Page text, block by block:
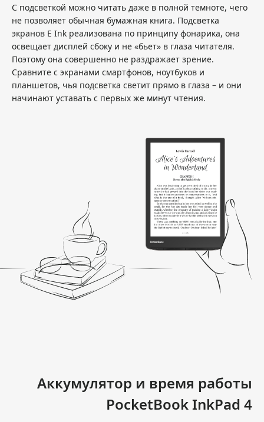
С подсветкой можно читать даже в полной темноте, чего
не позволяет обычная бумажная книга. Подсветка
экранов E Ink реализована по принципу фонарика, она
освещает дисплей сбоку и не «бьет» в глаза читателя.
Поэтому она совершенно не раздражает зрение.
Сравните с экранами смартфонов, ноутбуков и
планшетов, чья подсветка светит прямо в глаза – и они
начинают уставать с первых же минут чтения.
Аккумулятор и время работы
PocketBook InkPad 4